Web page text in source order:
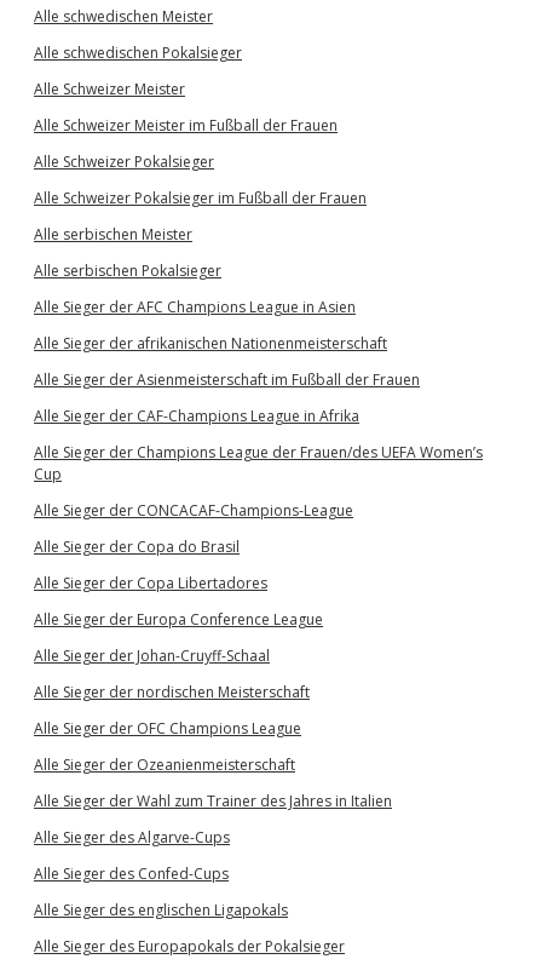
Alle schwedischen Meister
Alle schwedischen Pokalsieger
Alle Schweizer Meister
Alle Schweizer Meister im Fußball der Frauen
Alle Schweizer Pokalsieger
Alle Schweizer Pokalsieger im Fußball der Frauen
Alle serbischen Meister
Alle serbischen Pokalsieger
Alle Sieger der AFC Champions League in Asien
Alle Sieger der afrikanischen Nationenmeisterschaft
Alle Sieger der Asienmeisterschaft im Fußball der Frauen
Alle Sieger der CAF-Champions League in Afrika
Alle Sieger der Champions League der Frauen/des UEFA Women’s
Cup
Alle Sieger der CONCACAF-Champions-League
Alle Sieger der Copa do Brasil
Alle Sieger der Copa Libertadores
Alle Sieger der Europa Conference League
Alle Sieger der Johan-Cruyff-Schaal
Alle Sieger der nordischen Meisterschaft
Alle Sieger der OFC Champions League
Alle Sieger der Ozeanienmeisterschaft
Alle Sieger der Wahl zum Trainer des Jahres in Italien
Alle Sieger des Algarve-Cups
Alle Sieger des Confed-Cups
Alle Sieger des englischen Ligapokals
Alle Sieger des Europapokals der Pokalsieger